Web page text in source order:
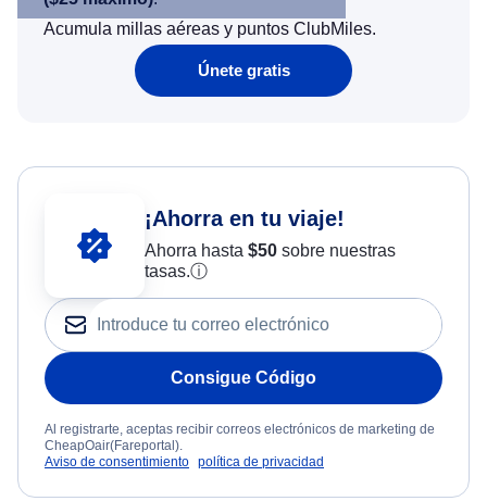
Acumula millas aéreas y puntos ClubMiles.
Únete gratis
¡Ahorra en tu viaje!
Ahorra hasta $50sobre nuestras
tasas.ⓘ
Consigue Código
Al registrarte, aceptas recibir correos electrónicos de marketing de
CheapOair(Fareportal).
Aviso de consentimiento política de privacidad